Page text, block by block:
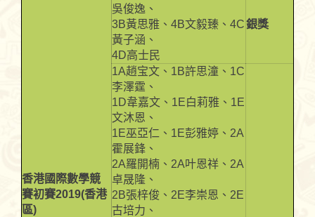
香港國際數學競
賽初賽2019(香港
區)
吳俊逸、
3B黃思雅、4B文毅臻、4C
黃子涵、
4D高士民
銀獎
1A趙宝文、1B許思潼、1C
李澤霆、
1D韋嘉文、1E白莉雅、1E
文沐恩、
1E巫亞仁、1E彭雅婷、2A
霍展鋒、
2A羅開楠、2A叶恩祥、2A
卓晟隆、
2B張梓俊、2E李崇恩、2E
古培力、